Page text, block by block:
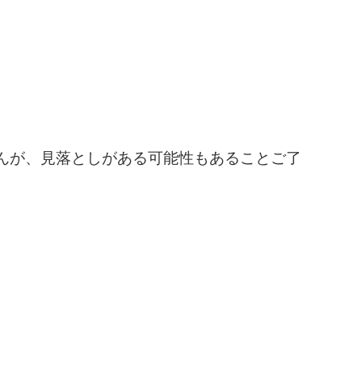
が、見落としがある可能性もあることご了